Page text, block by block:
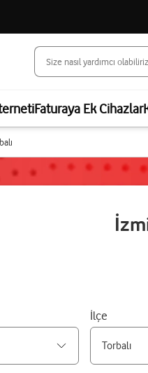
Faturaya Ek Cihazlar
İlçe